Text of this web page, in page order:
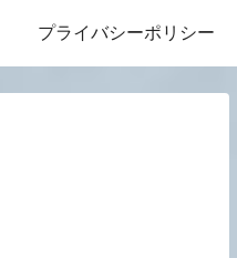
プライバシーポリシー